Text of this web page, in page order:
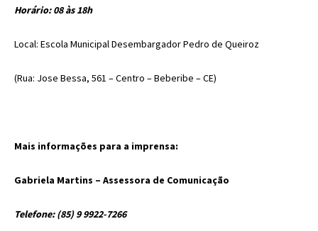
Horário: 08 às 18h
Local: Escola Municipal Desembargador Pedro de Queiroz
(Rua: Jose Bessa, 561 – Centro – Beberibe – CE)
Mais informações para a imprensa:
Gabriela Martins – Assessora de Comunicação
Telefone: (85) 9 9922-7266